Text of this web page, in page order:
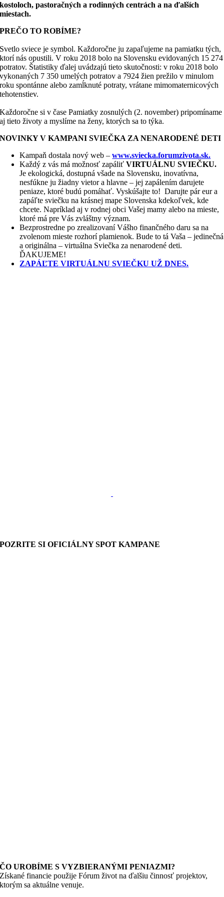
kostoloch, pastoračných a rodinných centrách a na ďalších
miestach.
PREČO TO ROBÍME?
Svetlo sviece je symbol. Každoročne ju zapaľujeme na pamiatku tých,
ktorí nás opustili. V roku 2018 bolo na Slovensku evidovaných 15 274
potratov. Štatistiky ďalej uvádzajú tieto skutočnosti: v roku 2018 bolo
vykonaných 7 350 umelých potratov a 7924 žien prežilo v minulom
roku spontánne alebo zamĺknuté potraty, vrátane mimomaternicových
tehotenstiev.
Každoročne si v čase Pamiatky zosnulých (2. november) pripomíname
aj tieto životy a myslíme na ženy, ktorých sa to týka.
NOVINKY V KAMPANI SVIEČKA ZA NENARODENÉ DETI
Kampaň dostala nový web –www.sviecka.forumzivota.sk.
Každý z vás má možnosť zapáliťVIRTUÁLNU SVIEČKU.
Je ekologická, dostupná všade na Slovensku, inovatívna,
nesfúkne ju žiadny vietor a hlavne – jej zapálením darujete
peniaze, ktoré budú pomáhať. Vyskúšajte to! Darujte pár eur a
zapáľte sviečku na krásnej mape Slovenska kdekoľvek, kde
chcete. Napríklad aj v rodnej obci Vašej mamy alebo na mieste,
ktoré má pre Vás zvláštny význam.
Bezprostredne po zrealizovaní Vášho finančného daru sa na
zvolenom mieste rozhorí plamienok. Bude to tá Vaša – jedinečná
a originálna – virtuálna Sviečka za nenarodené deti.
ĎAKUJEME!
ZAPÁĽTE VIRTUÁLNU SVIEČKU UŽ DNES.
POZRITE SI OFICIÁLNY SPOT KAMPANE
ČO UROBÍME S VYZBIERANÝMI PENIAZMI?
Získané financie použije Fórum život na ďalšiu činnosť projektov,
ktorým sa aktuálne venuje.